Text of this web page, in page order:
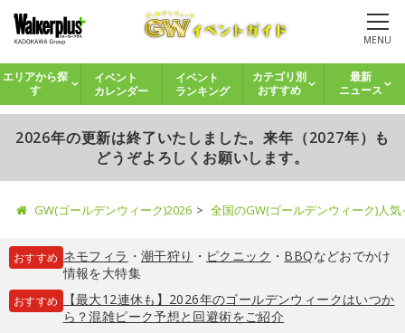
MENU
エリアから探
す
イベント
カレンダー
イベント
ランキング
カテゴリ別
おすすめ
最新
ニュース
2026年の更新は終了いたしました。来年（2027年）も
どうぞよろしくお願いします。
GW(ゴールデンウィーク)2026 全国のGW(ゴールデンウィーク)人
おすすめ ネモフィラ ・ 潮干狩り ・ ピクニック ・ BBQなどおでかけ
情報を大特集
おすすめ
【最大12連休も】2026年のゴールデンウィークはいつか
ら？混雑ピーク予想と回避術をご紹介